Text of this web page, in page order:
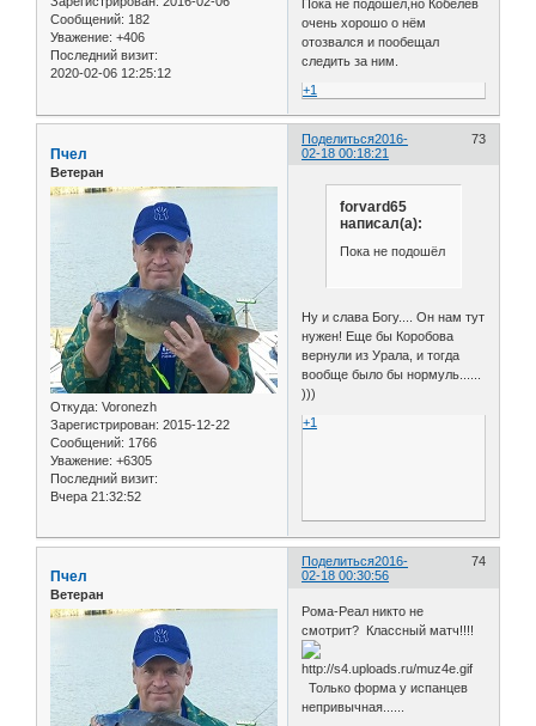
Сообщений: 182
Уважение: +406
Последний визит:
2020-02-06 12:25:12
Пока не подошёл,но Кобелев
очень хорошо о нём
отозвался и пообещал
следить за ним.
+1
Поделиться 73
2016-
02-18 00:18:21
Пчел
Ветеран
Откуда: Voronezh
Зарегистрирован: 2015-12-22
Сообщений: 1766
Уважение: +6305
Последний визит:
Вчера 21:32:52
forvard65
написал(а):
Пока не подошёл
Ну и слава Богу.... Он нам тут
нужен! Еще бы Коробова
вернули из Урала, и тогда
вообще было бы нормуль......
)))
+1
Поделиться 74
2016-
02-18 00:30:56
Пчел
Ветеран
Рома-Реал никто не
смотрит? Классный матч!!!!
Только форма у испанцев
непривычная......